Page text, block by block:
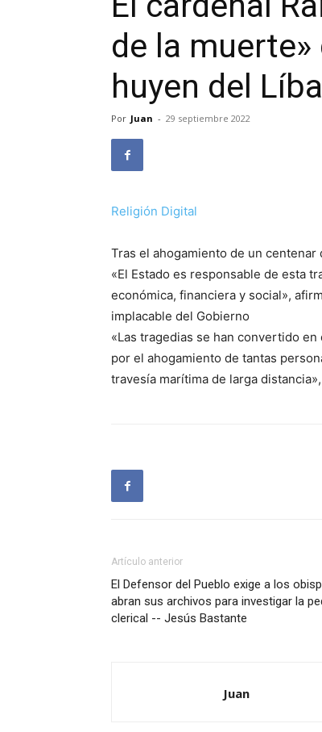
de la
huyen del
Por Juan - 29 septiembre 2022
Religión Digital
Tras el ahogamiento de un
«El Estado es responsable de esta
económica, financiera y social»,
implacable del Gobierno
«Las tragedias se han convertido
por el ahogamiento de tantas
travesía marítima de larga
Artículo anterior
El Defensor del Pueblo exige a los
abran sus archivos para investigar la
clerical -- Jesús Bastante
Juan